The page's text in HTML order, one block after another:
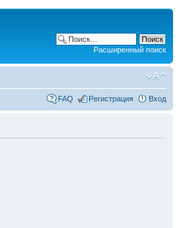
Расширенный поиск
FAQ Регистрация Вход